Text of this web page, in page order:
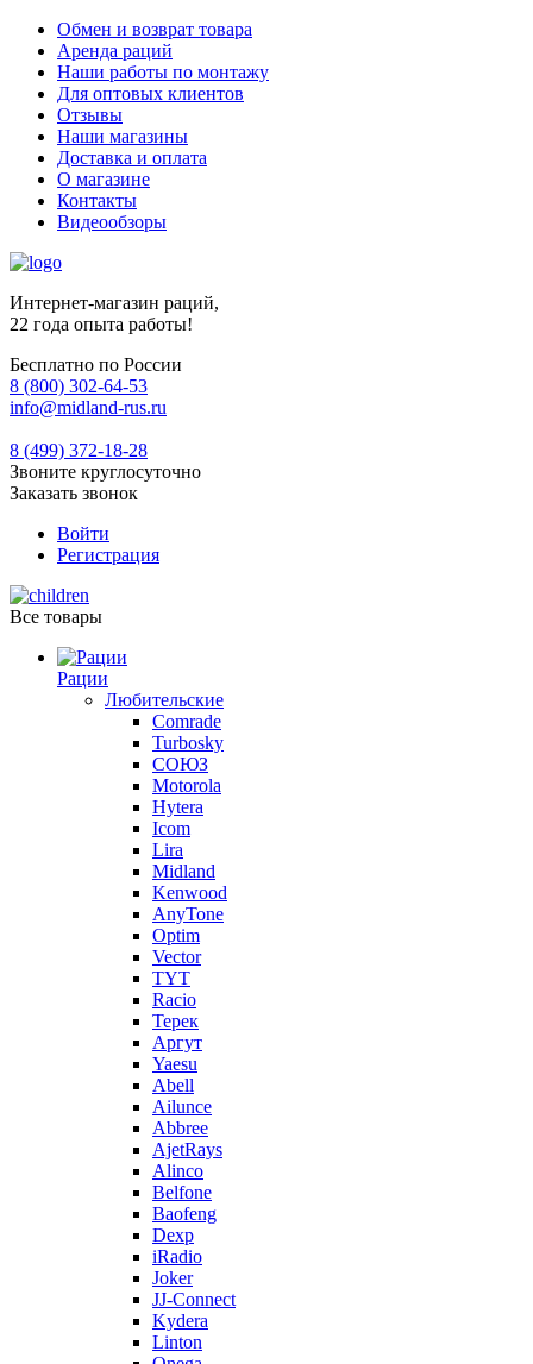
Обмен и возврат товара
Аренда раций
Наши работы по монтажу
Для оптовых клиентов
Отзывы
Наши магазины
Доставка и оплата
О магазине
Контакты
Видеообзоры
Интернет-магазин раций,
22 года опыта работы!
Бесплатно по России
8 (800) 302-64-53
info@midland-rus.ru
8 (499) 372-18-28
Звоните круглосуточно
Заказать звонок
Войти
Регистрация
Все товары
Рации
Любительские
Comrade
Turbosky
СОЮЗ
Motorola
Hytera
Icom
Lira
Midland
Kenwood
AnyTone
Optim
Vector
TYT
Racio
Терек
Аргут
Yaesu
Abell
Ailunce
Abbree
AjetRays
Alinco
Belfone
Baofeng
Dexp
iRadio
Joker
JJ-Connect
Kydera
Linton